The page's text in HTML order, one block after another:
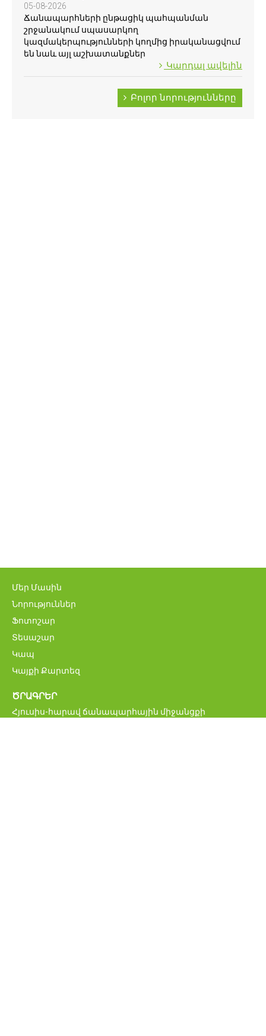
05-08-2026
Ճանապարհների ընթացիկ պահպանման
շրջանակում սպասարկող
կազմակերպությունների կողմից իրականացվում
են նաև այլ աշխատանքներ
Կարդալ ավելին
Բոլոր նորությունները
Մեր Մասին
Նորություններ
Ֆոտոշար
Տեսաշար
Կապ
Կայքի Քարտեզ
ԾՐԱԳՐԵՐ
Հյուսիս-հարավ ճանապարհային միջանցքի